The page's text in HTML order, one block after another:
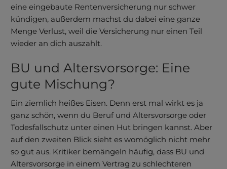
eine eingebaute Renten­versi­cherung nur schwer
kündigen, außerdem machst du dabei eine ganze
Menge Verlust, weil die Versicherung nur einen Teil
wieder an dich auszahlt.
BU und Alters­vorsorge: Eine
gute Mischung?
Ein ziemlich heißes Eisen. Denn erst mal wirkt es ja
ganz schön, wenn du Beruf und Alters­vorsorge oder
Todesfall­schutz unter einen Hut bringen kannst. Aber
auf den zweiten Blick sieht es womöglich nicht mehr
so gut aus. Kritiker bemängeln häufig, dass BU und
Altersvorsorge in einem Vertrag zu schlechteren